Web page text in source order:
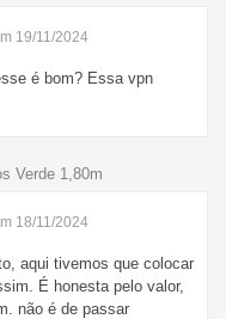
19/11/2024
é bom? Essa vpn
Verde 1,80m
18/11/2024
aqui tivemos que colocar
É honesta pelo valor,
não é de passar